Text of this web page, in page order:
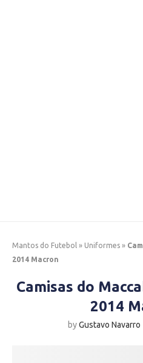
Mantos do Futebol » Uniformes »
2014 Macron
Camisas do
2014
byGustavo Navarro